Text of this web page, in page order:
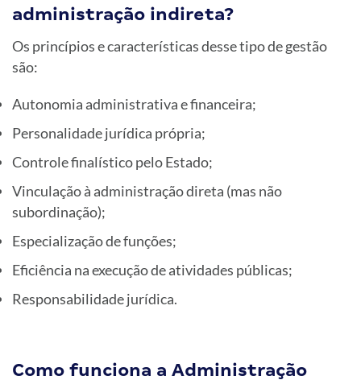
administração indireta?
Os princípios e características desse tipo de gestão
são:
Autonomia administrativa e financeira;
Personalidade jurídica própria;
Controle finalístico pelo Estado;
Vinculação à administração direta (mas não
subordinação);
Especialização de funções;
Eficiência na execução de atividades públicas;
Responsabilidade jurídica.
Como funciona a Administração